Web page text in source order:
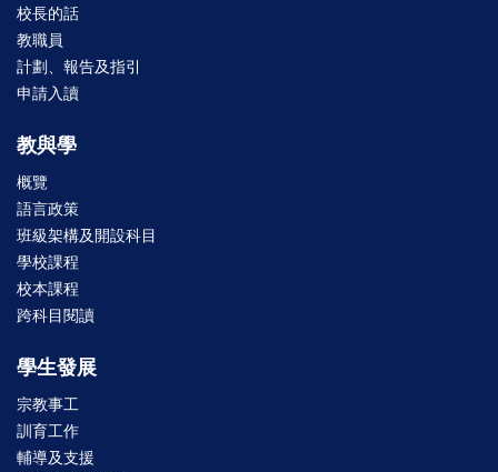
校長的話
教職員
計劃、報告及指引
申請入讀
教與學
概覽
語言政策
班級架構及開設科目
學校課程
校本課程
跨科目閱讀
學生發展
宗教事工
訓育工作
輔導及支援